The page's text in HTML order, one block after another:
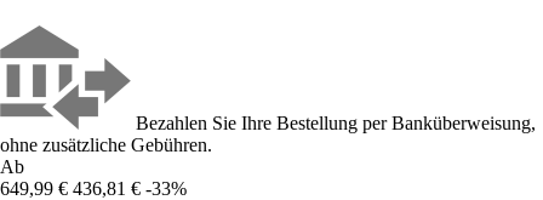
Bezahlen Sie Ihre Bestellung per Banküberweisung,
ohne zusätzliche Gebühren.
Ab
649,99 € 436,81 € -33%